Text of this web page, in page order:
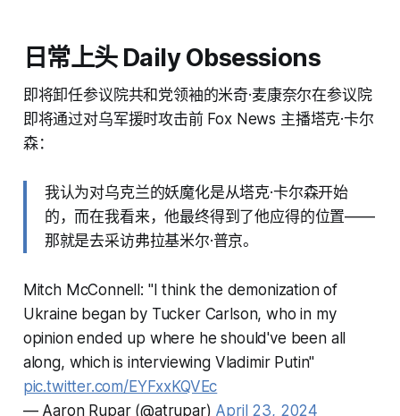
日常上头 Daily Obsessions
即将卸任参议院共和党领袖的米奇·麦康奈尔在参议院
即将通过对乌军援时攻击前 Fox News 主播塔克·卡尔
森：
我认为对乌克兰的妖魔化是从塔克·卡尔森开始
的，而在我看来，他最终得到了他应得的位置——
那就是去采访弗拉基米尔·普京。
Mitch McConnell: "I think the demonization of
Ukraine began by Tucker Carlson, who in my
opinion ended up where he should've been all
along, which is interviewing Vladimir Putin"
pic.twitter.com/EYFxxKQVEc
— Aaron Rupar (@atrupar) April 23, 2024